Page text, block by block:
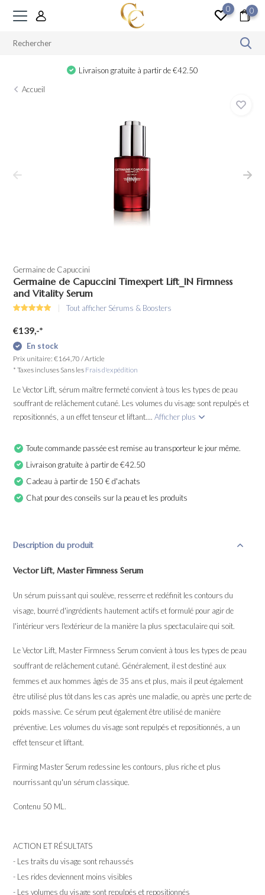
0 0
Cadeau à partir de €100
Accueil
Germaine de Capuccini
Germaine de Capuccini Timexpert Lift_IN Firmness
and Vitality Serum
Tout afficher Sérums & Boosters
€139,-*
En stock
Prix unitaire:€164,70 /Article
* Taxes incluses Sans les Frais d'expédition
Le Vector Lift, sérum maître fermeté convient à tous les types de peau
souffrant de relâchement cutané. Les volumes du visage sont repulpés et
repositionnés, a un effet tenseur et liftant....Afficher plus
Toute commande passée est remise au transporteur le jour même.
Livraison gratuite à partir de €42.50
Cadeau à partir de 150 € d'achats
Chat pour des conseils sur la peau et les produits
Description du produit
Vector Lift, Master Firmness Serum
Un sérum puissant qui soulève, resserre et redéfinit les contours du
visage, bourré d'ingrédients hautement actifs et formulé pour agir de
l'intérieur vers l'extérieur de la manière la plus spectaculaire qui soit.
Le Vector Lift, Master Firmness Serum convient à tous les types de peau
souffrant de relâchement cutané. Généralement, il est destiné aux
femmes et aux hommes âgés de 35 ans et plus, mais il peut également
être utilisé plus tôt dans les cas après une maladie, ou après une perte de
poids massive. Ce sérum peut également être utilisé de manière
préventive. Les volumes du visage sont repulpés et repositionnés, a un
effet tenseur et liftant.
Firming Master Serum redessine les contours, plus riche et plus
nourrissant qu'un sérum classique.
Contenu 50 ML.
ACTION ET RÉSULTATS
- Les traits du visage sont rehaussés
- Les rides deviennent moins visibles
- Les volumes du visage sont repulpés et repositionnés